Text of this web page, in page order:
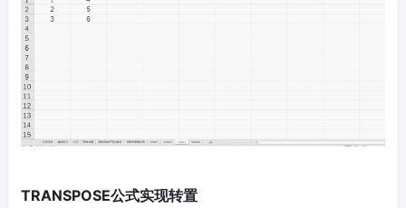
TRANSPOSE公式实现转置